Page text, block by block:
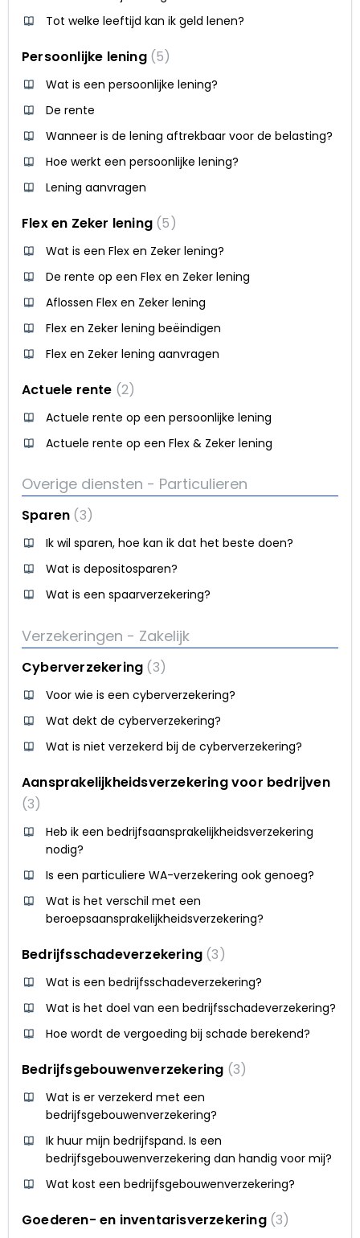
Tot welke leeftijd kan ik geld lenen?
Persoonlijke lening 5
Wat is een persoonlijke lening?
De rente
Wanneer is de lening aftrekbaar voor de belasting?
Hoe werkt een persoonlijke lening?
Lening aanvragen
Flex en Zeker lening 5
Wat is een Flex en Zeker lening?
De rente op een Flex en Zeker lening
Aflossen Flex en Zeker lening
Flex en Zeker lening beëindigen
Flex en Zeker lening aanvragen
Actuele rente 2
Actuele rente op een persoonlijke lening
Actuele rente op een Flex & Zeker lening
Overige diensten - Particulieren
Sparen 3
Ik wil sparen, hoe kan ik dat het beste doen?
Wat is depositosparen?
Wat is een spaarverzekering?
Verzekeringen - Zakelijk
Cyberverzekering 3
Voor wie is een cyberverzekering?
Wat dekt de cyberverzekering?
Wat is niet verzekerd bij de cyberverzekering?
Aansprakelijkheidsverzekering voor bedrijven
3
Heb ik een bedrijfsaansprakelijkheidsverzekering
nodig?
Is een particuliere WA-verzekering ook genoeg?
Wat is het verschil met een
beroepsaansprakelijkheidsverzekering?
Bedrijfsschadeverzekering 3
Wat is een bedrijfsschadeverzekering?
Wat is het doel van een bedrijfsschadeverzekering?
Hoe wordt de vergoeding bij schade berekend?
Bedrijfsgebouwenverzekering 3
Wat is er verzekerd met een
bedrijfsgebouwenverzekering?
Ik huur mijn bedrijfspand. Is een
bedrijfsgebouwenverzekering dan handig voor mij?
Wat kost een bedrijfsgebouwenverzekering?
Goederen- en inventarisverzekering 3